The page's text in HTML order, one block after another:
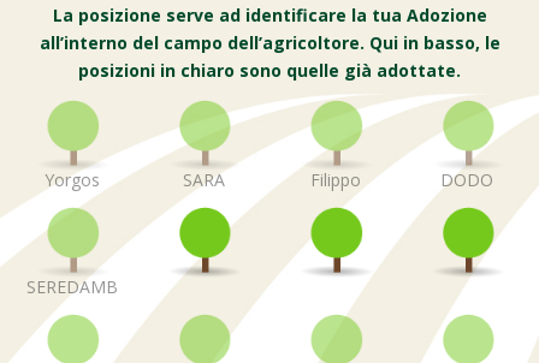
La posizione serve ad identificare la tua Adozione
all’interno del campo dell’agricoltore. Qui in basso, le
posizioni in chiaro sono quelle già adottate.
Yorgos SARA Filippo DODO
SEREDAMB